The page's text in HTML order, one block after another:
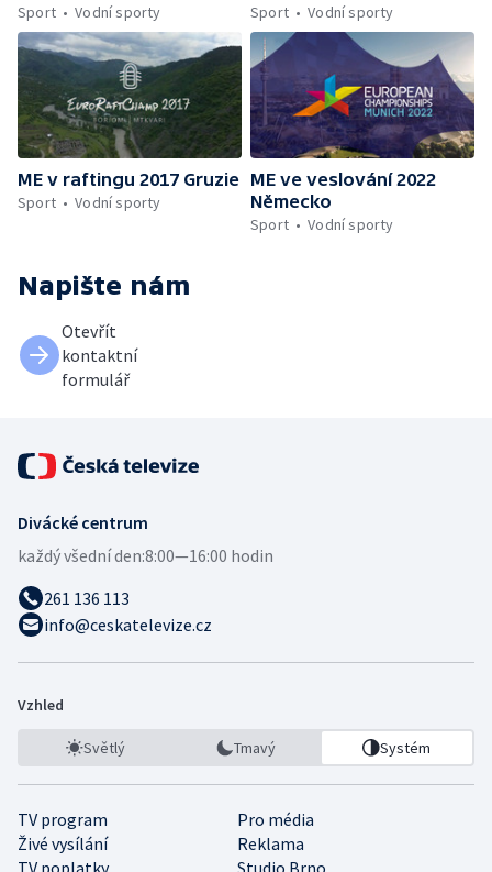
Sport
Vodní sporty
Sport
Vodní sporty
ME v raftingu 2017 Gruzie
Sport
Vodní sporty
ME ve veslování 2022
Německo
Sport
Vodní sporty
Napište nám
Otevřít
kontaktní
formulář
Divácké centrum
každý všední den:8:00—16:00 hodin
261 136 113
info@ceskatelevize.cz
Vzhled
Světlý Tmavý Systém
TV program
Pro média
Živé vysílání
Reklama
TV poplatky
Studio Brno